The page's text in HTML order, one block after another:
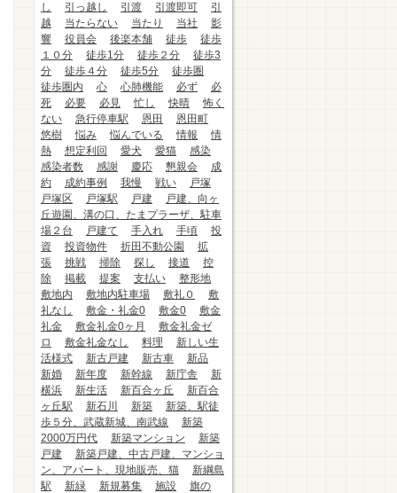
し
引っ越し 引渡 引渡即可
引
越
当たらない 当たり 当社
影
響
役員会 後楽本舗 徒歩
徒歩
１０分
徒歩1分 徒歩２分
徒歩3
分
徒歩４分 徒歩5分
徒歩圏
徒歩圏内
心 心肺機能 必ず
必
死
必要 必見 忙し 快晴
怖く
ない
急行停車駅 恩田
恩田町
悠樹
悩み 悩んでいる 情報
情
熱
想定利回 愛犬 愛猫
感染
感染者数
感謝 慶応 懇親会
成
約
成約事例 我慢 戦い
戸塚
戸塚区
戸塚駅 戸建
戸建、向ヶ
丘遊園、溝の口、たまプラーザ、駐車
場２台
戸建て 手入れ 手頃
投
資
投資物件 折田不動公園
拡
張
挑戦 掃除 探し 接道
控
除
掲載 提案 支払い
整形地
敷地内
敷地内駐車場 敷礼０
敷
礼なし
敷金・礼金0 敷金0
敷金
礼金
敷金礼金0ヶ月
敷金礼金ゼ
ロ
敷金礼金なし 料理
新しい生
活様式
新古戸建 新古車
新品
新婚
新年度 新幹線 新庁舎
新
横浜
新生活 新百合ヶ丘
新百合
ヶ丘駅
新石川 新築
新築、駅徒
歩５分、武蔵新城、南武線
新築
2000万円代
新築マンション
新築
戸建
新築戸建、中古戸建、マンショ
ン、アパート、現地販売、猫
新綱島
駅
新緑 新規募集 施設
旗の